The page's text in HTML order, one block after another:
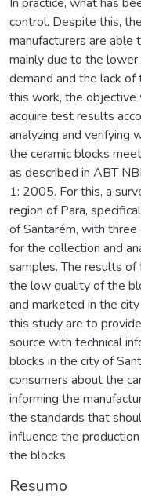
control. Despite this,
manufacturers are
mainly due to the lower
demand and the lack of
this work, the objective
acquire test results
analyzing and verifying
the ceramic blocks
as described in ABT
1: 2005. For this, a
region of Para,
of Santarém, with
for the collection and
samples. The results
the low quality of the
and marketed in the
this study are to
source with technical
blocks in the city of
consumers about the
informing the
the standards that
influence the
the blocks.
Resumo